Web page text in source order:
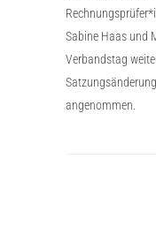
Sabine Haas und
Verbandstag
angenommen.